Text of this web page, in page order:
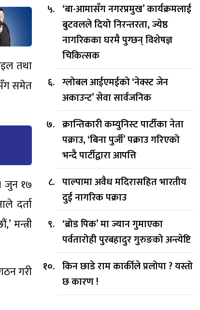
तथा
समेत
जुन १७
दर्ता
मन्त्री
गरी
‘बा-आमासँग नगरप्रमुख’ कार्यक्रमलाई
बुटवलले दियो निरन्तरता, ज्येष्ठ
नागरिकका घरमै पुग्छन् विशेषज्ञ
चिकित्सक
ग्लोबल आईएमईको ‘नेक्स्ट जेन
अकाउन्ट’ सेवा सार्वजनिक
क्रान्तिकारी कम्युनिस्ट पार्टीका नेता
पक्राउ, ‘बिना पुर्जी’ पक्राउ गरिएको
भन्दै पार्टीद्वारा आपत्ति
पाल्पामा अवैध मदिरासहित भारतीय
दुई नागरिक पक्राउ
‘ब्रोड पिक’ मा ज्यान गुमाएका
पर्वतारोही पुरबहादुर गुरुङको अन्त्येष्टि
किन छाडे राम कार्कीले प्रलोपा ? यस्तो
छ कारण !